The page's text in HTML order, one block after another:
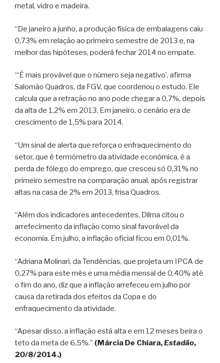
metal, vidro e madeira.
“De janeiro a junho, a produção física de embalagens caiu
0,73% em relação ao primeiro semestre de 2013 e, na
melhor das hipóteses, poderá fechar 2014 no empate.
“‘É mais provável que o número seja negativo’, afirma
Salomão Quadros, da FGV, que coordenou o estudo. Ele
calcula que a retração no ano pode chegar a 0,7%, depois
da alta de 1,2% em 2013. Em janeiro, o cenário era de
crescimento de 1,5% para 2014.
“Um sinal de alerta que reforça o enfraquecimento do
setor, que é termômetro da atividade econômica, é a
perda de fôlego do emprego, que cresceu só 0,31% no
primeiro semestre na comparação anual, após registrar
altas na casa de 2% em 2013, frisa Quadros.
“Além dos indicadores antecedentes, Dilma citou o
arrefecimento da inflação como sinal favorável da
economia. Em julho, a inflação oficial ficou em 0,01%.
“Adriana Molinari, da Tendências, que projeta um IPCA de
0,27% para este mês e uma média mensal de 0,40% até
o fim do ano, diz que a inflação arrefeceu em julho por
causa da retirada dos efeitos da Copa e do
enfraquecimento da atividade.
“Apesar disso, a inflação está alta e em 12 meses beira o
teto da meta de 6,5%.” (Márcia De Chiara,Estadão,
20/8/2014.)